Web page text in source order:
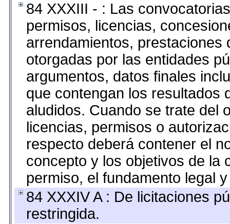
84 XXXIII - : Las
permisos, licencias,
arrendamientos,
otorgadas por las entidades
argumentos, datos finales
que contengan los resultados
aludidos. Cuando se trate del
licencias, permisos o
respecto deberá contener el
concepto y los objetivos de la
permiso, el fundamento legal
84 XXXIV A : De licitaciones
restringida.